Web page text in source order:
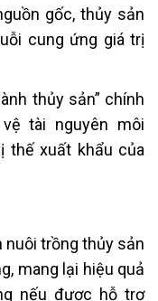
gốc, thủy sản
cung ứng giá trị
thủy sản” chính
tài nguyên môi
thế xuất khẩu của
nuôi trồng thủy sản
mang lại hiệu quả
nếu được hỗ trợ